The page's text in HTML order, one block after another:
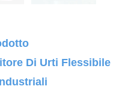
Di Urti Flessibile